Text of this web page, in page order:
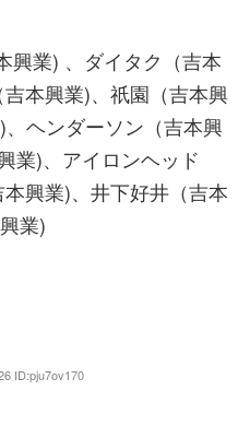
興業) 、ダイタク（吉本
本興業)、祇園（吉本興
ヘンダーソン（吉本興
業)、アイロンヘッド
本興業)、井下好井（吉本
業)
ID:pju7ov170